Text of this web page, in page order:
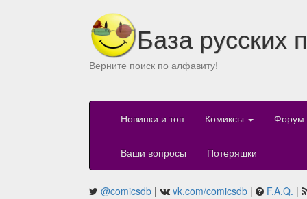
База русских
Верните поиск по алфавиту!
Новинки и топ Комиксы Форум
Ваши вопросы Потеряшки
@comicsdb | vk.com/comicsdb | F.A.Q. |